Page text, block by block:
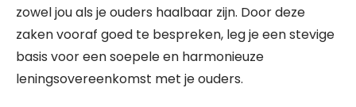
zowel jou als je ouders haalbaar zijn. Door deze
zaken vooraf goed te bespreken, leg je een stevige
basis voor een soepele en harmonieuze
leningsovereenkomst met je ouders.